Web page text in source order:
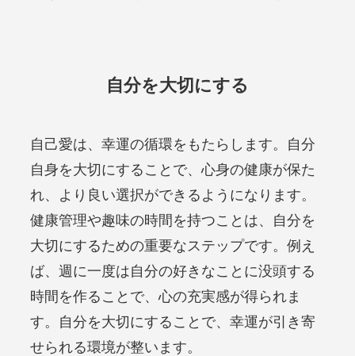
自分を大切にする
自己愛は、幸運の循環をもたらします。自分
自身を大切にすることで、心身の健康が保た
れ、より良い選択ができるようになります。
健康管理や趣味の時間を持つことは、自分を
大切にするための重要なステップです。例え
ば、週に一度は自分の好きなことに没頭する
時間を作ることで、心の充実感が得られま
す。自分を大切にすることで、幸運が引き寄
せられる環境が整います。